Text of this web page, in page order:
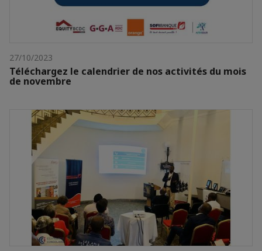
27/10/2023
Téléchargez le calendrier de nos activités du mois
de novembre